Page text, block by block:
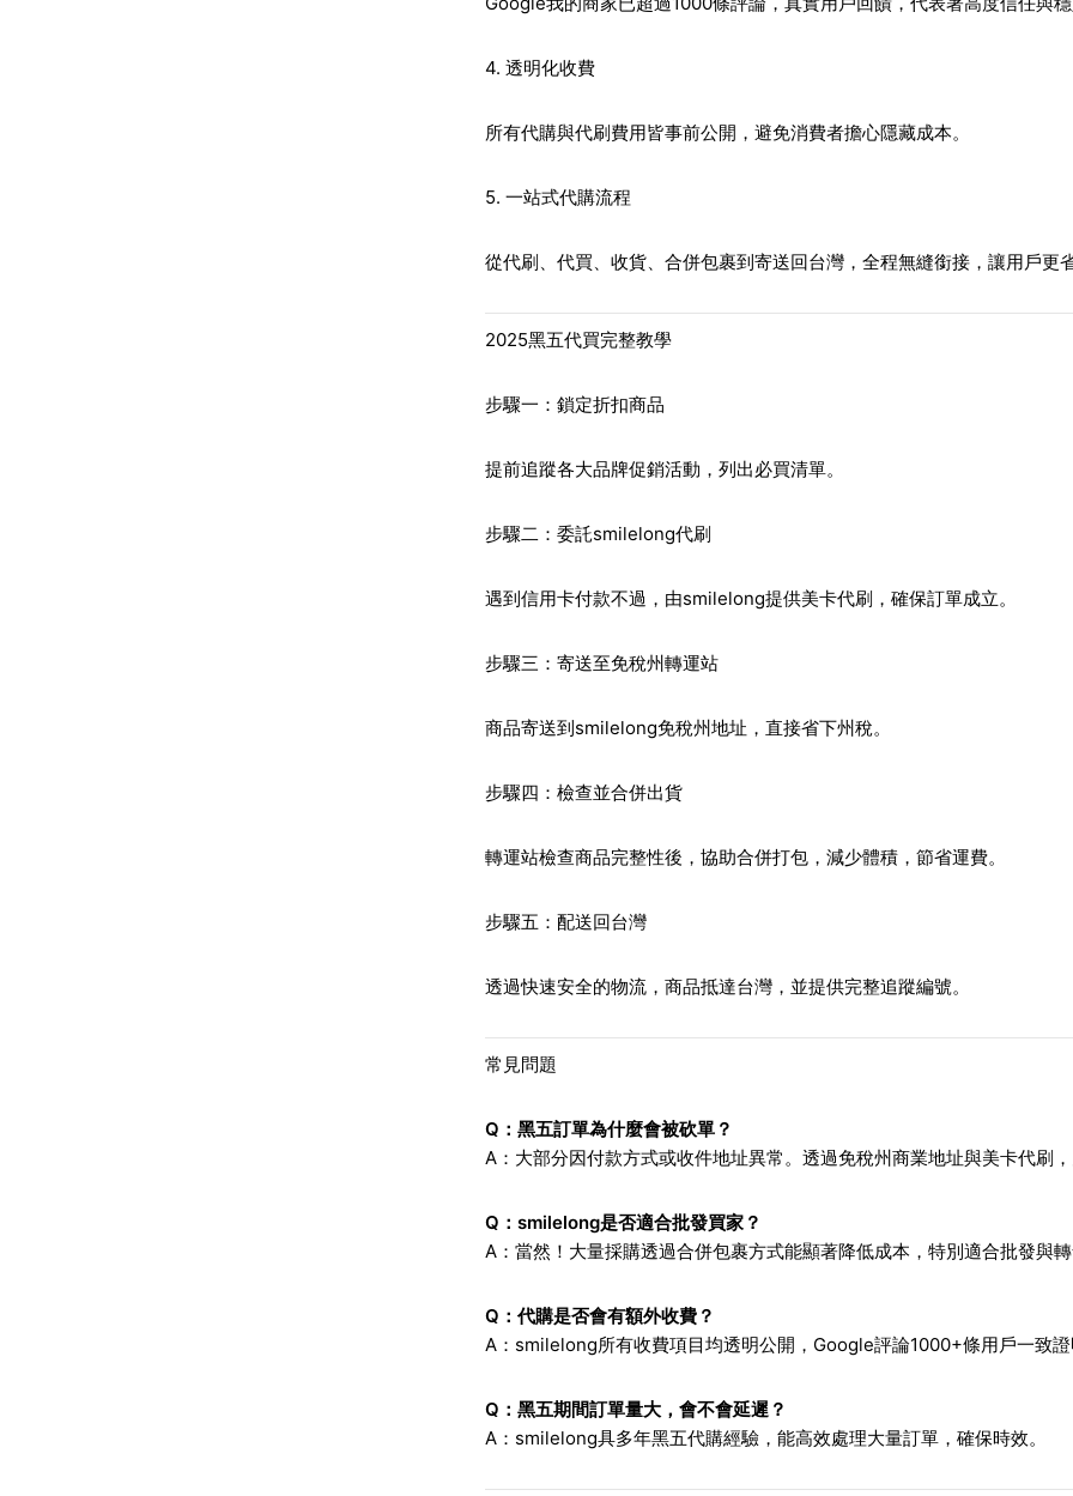
4. 透明化收費
所有代購與代刷費用皆事前公開，避免消費者擔心隱藏成本。
5. 一站式代購流程
從代刷、代買、收貨、合併包裹到寄送回台灣，全程無縫銜接，讓用戶更
2025黑五代買完整教學
步驟一：鎖定折扣商品
提前追蹤各大品牌促銷活動，列出必買清單。
步驟二：委託smilelong代刷
遇到信用卡付款不過，由smilelong提供美卡代刷，確保訂單成立。
步驟三：寄送至免稅州轉運站
商品寄送到smilelong免稅州地址，直接省下州稅。
步驟四：檢查並合併出貨
轉運站檢查商品完整性後，協助合併打包，減少體積，節省運費。
步驟五：配送回台灣
透過快速安全的物流，商品抵達台灣，並提供完整追蹤編號。
常見問題
Q：黑五訂單為什麼會被砍單？
A：大部分因付款方式或收件地址異常。透過免稅州商業地址與美卡代刷
Q：smilelong是否適合批發買家？
A：當然！大量採購透過合併包裹方式能顯著降低成本，特別適合批發與
Q：代購是否會有額外收費？
A：smilelong所有收費項目均透明公開，Google評論1000+條用戶一致
Q：黑五期間訂單量大，會不會延遲？
A：smilelong具多年黑五代購經驗，能高效處理大量訂單，確保時效。